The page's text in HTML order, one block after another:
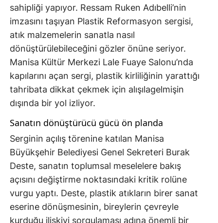
sahipliği yapıyor. Ressam Ruken Adıbelli’nin
imzasını taşıyan Plastik Reformasyon sergisi,
atık malzemelerin sanatla nasıl
dönüştürülebileceğini gözler önüne seriyor.
Manisa Kültür Merkezi Lale Fuaye Salonu’nda
kapılarını açan sergi, plastik kirliliğinin yarattığı
tahribata dikkat çekmek için alışılagelmişin
dışında bir yol izliyor.
Sanatın dönüştürücü gücü ön planda
Serginin açılış törenine katılan Manisa
Büyükşehir Belediyesi Genel Sekreteri Burak
Deste, sanatın toplumsal meselelere bakış
açısını değiştirme noktasındaki kritik rolüne
vurgu yaptı. Deste, plastik atıkların birer sanat
eserine dönüşmesinin, bireylerin çevreyle
kurduğu ilişkiyi sorgulaması adına önemli bir